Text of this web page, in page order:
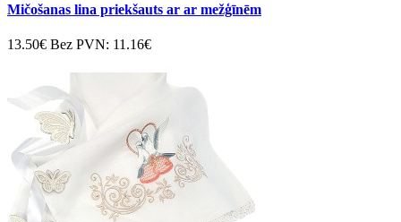
Mičošanas lina priekšauts ar ar mežģīnēm
13.50€ Bez PVN: 11.16€